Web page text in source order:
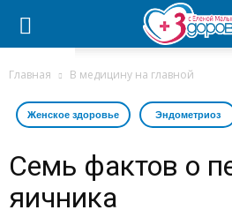
Главная В медицину на главной
Женское здоровье Эндометриоз
Семь фактов о
яичника